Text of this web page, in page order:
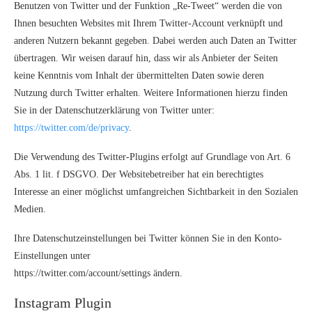
Benutzen von Twitter und der Funktion „Re-Tweet“ werden die von
Ihnen besuchten Websites mit Ihrem Twitter-Account verknüpft und
anderen Nutzern bekannt gegeben. Dabei werden auch Daten an Twitter
übertragen. Wir weisen darauf hin, dass wir als Anbieter der Seiten
keine Kenntnis vom Inhalt der übermittelten Daten sowie deren
Nutzung durch Twitter erhalten. Weitere Informationen hierzu finden
Sie in der Datenschutzerklärung von Twitter unter:
https://twitter.com/de/privacy.
Die Verwendung des Twitter-Plugins erfolgt auf Grundlage von Art. 6
Abs. 1 lit. f DSGVO. Der Websitebetreiber hat ein berechtigtes
Interesse an einer möglichst umfangreichen Sichtbarkeit in den Sozialen
Medien.
Ihre Datenschutzeinstellungen bei Twitter können Sie in den Konto-
Einstellungen unter
https://twitter.com/account/settings ändern.
Instagram Plugin